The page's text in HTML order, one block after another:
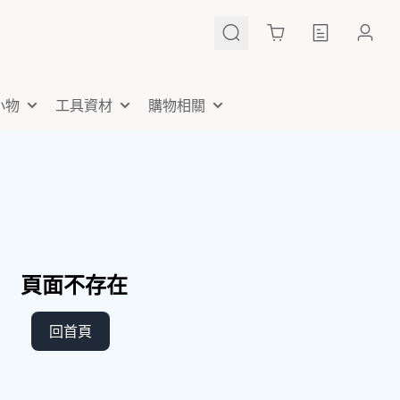
Cart
物 工具資材 購物相關
頁面不存在
回首頁